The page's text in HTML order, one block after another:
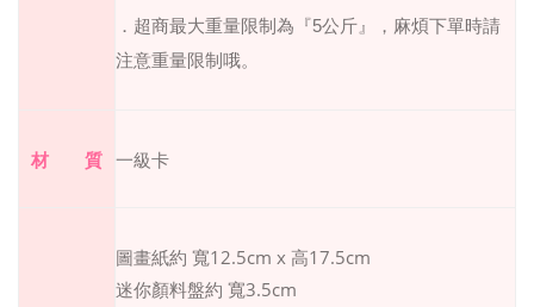
．超商最大重量限制為『5公斤』，麻煩下單時請
注意重量限制哦。
材 質 一級卡
圖畫紙約 寬12.5cm x 高17.5cm
迷你顏料盤約 寬3.5cm